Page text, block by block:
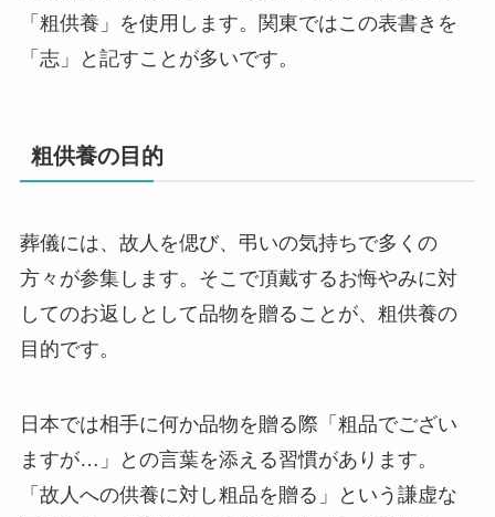
「粗供養」を使用します。関東ではこの表書きを
「志」と記すことが多いです。
粗供養の目的
葬儀には、故人を偲び、弔いの気持ちで多くの
方々が参集します。そこで頂戴するお悔やみに対
してのお返しとして品物を贈ることが、粗供養の
目的です。
日本では相手に何か品物を贈る際「粗品でござい
ますが…」との言葉を添える習慣があります。
「故人への供養に対し粗品を贈る」という謙虚な